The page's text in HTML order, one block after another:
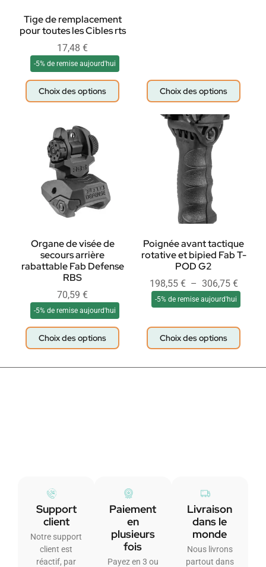
Tige de remplacement
pour toutes les Cibles rts
17,48 €
-5% de remise aujourd'hui
Choix des options Choix des options
Organe de visée de
secours arrière
rabattable Fab Defense
RBS
70,59 €
-5% de remise aujourd'hui
Choix des options
Poignée avant tactique
rotative et bipied Fab T-
POD G2
198,55 € – 306,75 €
-5% de remise aujourd'hui
Choix des options
Support
client
Notre support
client est
réactif, par
Paiement
en
plusieurs
fois
Payez en 3 ou
Livraison
dans le
monde
Nous livrons
partout dans